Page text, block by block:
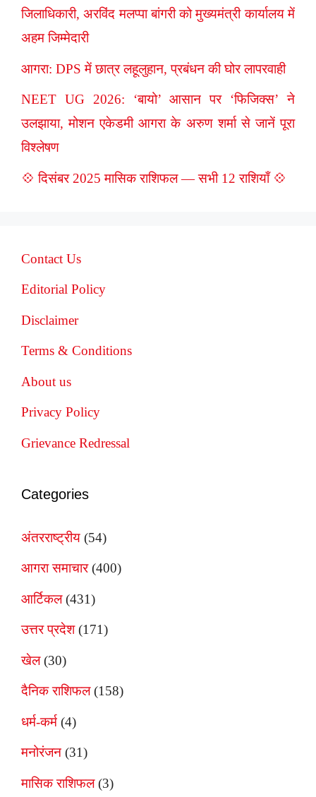
जिलाधिकारी, अरविंद मलप्पा बांगरी को मुख्यमंत्री कार्यालय में
अहम जिम्मेदारी
आगरा: DPS में छात्र लहूलुहान, प्रबंधन की घोर लापरवाही
NEET UG 2026: ‘बायो’ आसान पर ‘फिजिक्स’ ने
उलझाया, मोशन एकेडमी आगरा के अरुण शर्मा से जानें पूरा
विश्लेषण
💠 दिसंबर 2025 मासिक राशिफल — सभी 12 राशियाँ 💠
Contact Us
Editorial Policy
Disclaimer
Terms & Conditions
About us
Privacy Policy
Grievance Redressal
Categories
अंतरराष्ट्रीय (54)
आगरा समाचार(400)
आर्टिकल(431)
उत्तर प्रदेश(171)
खेल(30)
दैनिक राशिफल(158)
धर्म-कर्म (4)
मनोरंजन (31)
मासिक राशिफल(3)